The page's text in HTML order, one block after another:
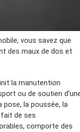
vous savez que
des maux de dos et
la manutention
ou de soutien
pose, la poussée, la
fait de ses
comporte des